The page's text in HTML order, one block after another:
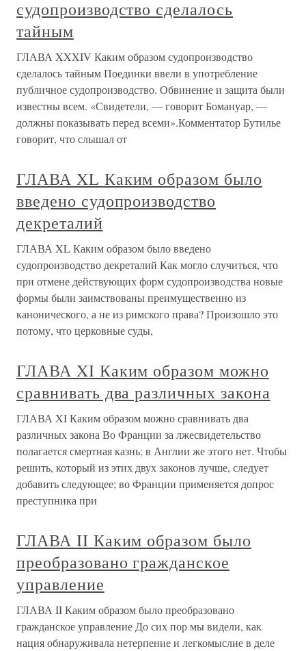
судопроизводство сделалось
тайным
ГЛАВА XXXIV Каким образом судопроизводство
сделалось тайным Поединки ввели в употребление
публичное судопроизводство. Обвинение и защита были
известны всем. «Свидетели, — говорит Бомануар, —
должны показывать перед всеми».Комментатор Бутилье
говорит, что слышал от
ГЛАВА XL Каким образом было
введено судопроизводство
декреталий
ГЛАВА XL Каким образом было введено
судопроизводство декреталий Как могло случиться, что
при отмене действующих форм судопроизводства новые
формы были заимствованы преимущественно из
канонического, а не из римского права? Произошло это
потому, что церковные суды,
ГЛАВА XI Каким образом можно
сравнивать два различных закона
ГЛАВА XI Каким образом можно сравнивать два
различных закона Во Франции за лжесвидетельство
полагается смертная казнь; в Англии же этого нет. Чтобы
решить, который из этих двух законов лучше, следует
добавить следующее; во Франции применяется допрос
преступника при
ГЛАВА II Каким образом было
преобразовано гражданское
управление
ГЛАВА II Каким образом было преобразовано
гражданское управление До сих пор мы видели, как
нация обнаруживала нетерпение и легкомыслие в деле